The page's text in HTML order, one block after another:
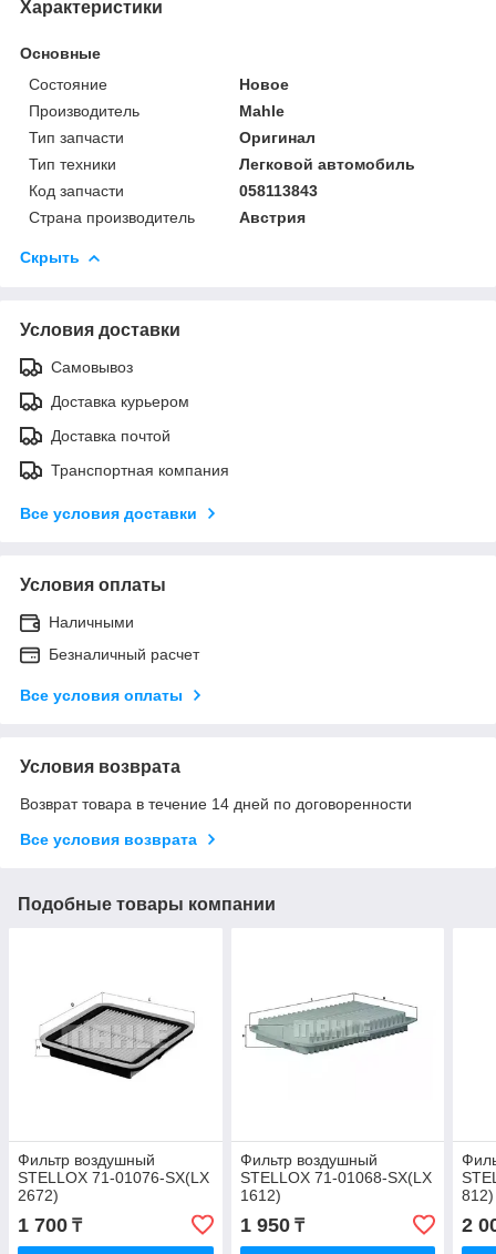
Характеристики
Основные
Состояние
Новое
Производитель
Mahle
Тип запчасти
Оригинал
Тип техники
Легковой автомобиль
Код запчасти
058113843
Страна производитель
Австрия
Скрыть
Условия доставки
Самовывоз
Доставка курьером
Доставка почтой
Транспортная компания
Все условия доставки
Условия оплаты
Наличными
Безналичный расчет
Все условия оплаты
Условия возврата
Возврат товара в течение 14 дней по договоренности
Все условия возврата
Подобные товары компании
Фильтр воздушный
STELLOX 71-01076-SX(LX
2672)
1 700 ₸
Фильтр воздушный
STELLOX 71-01068-SX(LX
1612)
1 950₸
812)
2